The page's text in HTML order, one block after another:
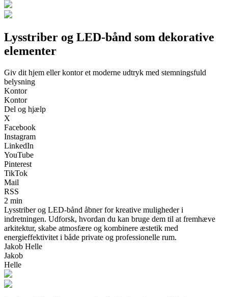
Lysstriber og LED-bånd som dekorative
elementer
Giv dit hjem eller kontor et moderne udtryk med stemningsfuld
belysning
Kontor
Kontor
Del og hjælp
X
Facebook
Instagram
LinkedIn
YouTube
Pinterest
TikTok
Mail
RSS
2 min
Lysstriber og LED-bånd åbner for kreative muligheder i
indretningen. Udforsk, hvordan du kan bruge dem til at fremhæve
arkitektur, skabe atmosfære og kombinere æstetik med
energieffektivitet i både private og professionelle rum.
Jakob Helle
Jakob
Helle